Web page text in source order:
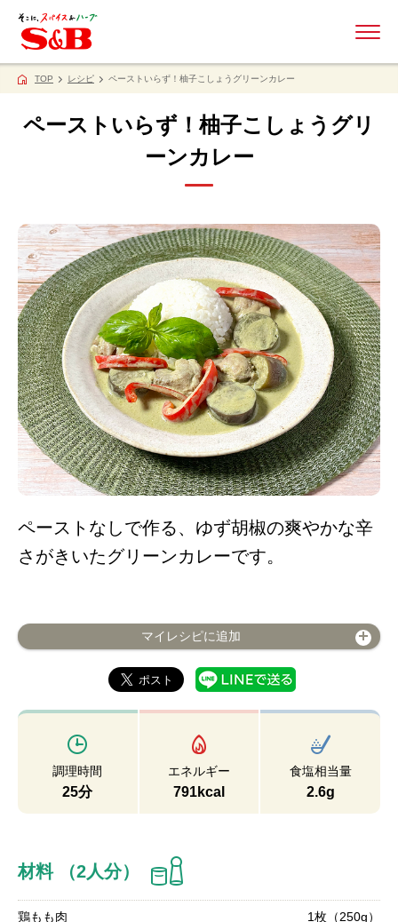
TOP レシピ ペーストいらず！柚子こしょうグリーンカレー
ペーストいらず！柚子こしょうグリ
ーンカレー
ペーストなしで作る、ゆず胡椒の爽やかな辛
さがきいたグリーンカレーです。
マイレシピに追加
調理時間
25分
エネルギー
791kcal
食塩相当量
2.6g
材料 （2人分）
鶏もも肉 1枚（250g）